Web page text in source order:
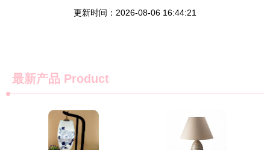
更新时间：2026-08-06 16:44:21
最新产品 Product